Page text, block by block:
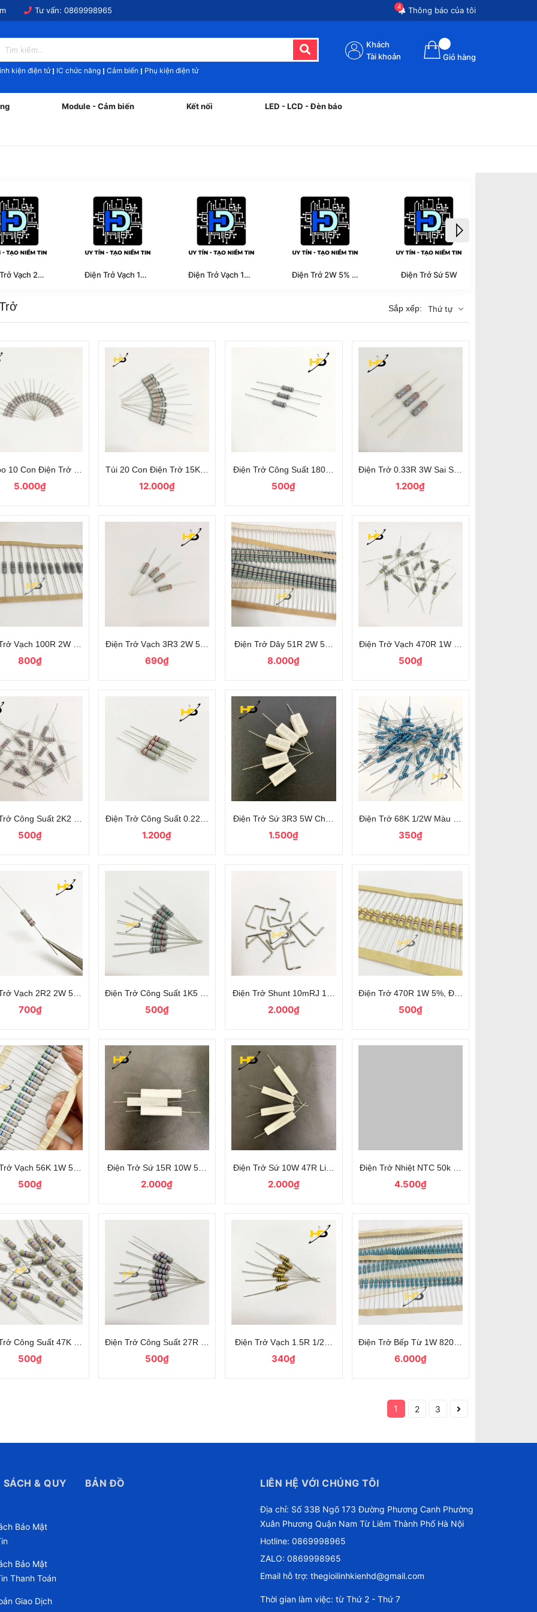
Tư vấn: 0869998965 Thông báo của tôi
4
kiện điện tử IC chức năng Cảm biến Phụ kiện điện tử
Giỏ hàng
Khách
Tài khoản
Module - Cảm biến Kết nối LED - LCD - Đèn báo
Điện Trở Vạch 2W 5% Điện Trở Vạch 1W 5% Điện Trở Vạch 1W 5% Chân Đồng Điện Trở 2W 5% Chân Đồng Điện Trở Sứ 5W
Sắp xếp: Thứ tự
10 Con Điện Trở Công Suất 3K9 1W 5%
5.000₫
Túi 20 Con Điện Trở 15K 2W Sai Số 5% Dùng Cho Mạch Công Suất
12.000₫
Điện Trở Công Suất 180K Ohm 1W 5% 4 Vòng Màu
500₫
Điện Trở 0.33R 3W Sai Số 5% 4 Vạch Màu
1.200₫
Vạch 100R 2W Loại Chân Đồng Dây - Linh Kiện Dùng Cho Mạch Điện Tử
800₫
Điện Trở Vạch 3R3 2W 5% Dùng Cho Mạch Điện Tử
690₫
Điện Trở Dây 51R 2W 5% Màng Kim Loại 4 Vạch Màu (10 Chiếc)
8.000₫
Điện Trở Vạch 470R 1W Chân Cắm Mới 100%
500₫
Công Suất 2K2 1W Sai Số 5%, Dùng Trong Mạch Điện Tử
500₫
Điện Trở Công Suất 0.22R 3W 5%, Linh Kiện Điện Tử
1.200₫
Điện Trở Sứ 3R3 5W Chân Cắm Sai Số 5%
1.500₫
Điện Trở 68K 1/2W Màu Xanh Dùng Cho
350₫
Vạch 2R2 2W 5% Dùng Cho Mạch Điện Tử
700₫
Điện Trở Công Suất 1K5 1W 5% Chân Cắm Mới
500₫
Điện Trở Shunt 10mRJ 1,2x15x8mm, Trở Shunt Loại Mới
2.000₫
Điện Trở 470R 1W 5%, Điện Trở Công Suất
500₫
Vạch 56K 1W 5% Đóng Dây Loại Tốt
500₫
Điện Trở Sứ 15R 10W 5% Dáng Nằm Linh Kiện Mới
2.000₫
Điện Trở Sứ 10W 47R Linh Kiện Mới
2.000₫
Điện Trở Nhiệt NTC 50k 1% Linh Kiện Bếp Từ
4.500₫
Công Suất 47K 1W 5% Loại Tốt
500₫
Điện Trở Công Suất 27R 1W 5% Loại Tốt
500₫
Điện Trở Vạch 1.5R 1/2W Loại Tốt (Mới)
340₫
Điện Trở Bếp Từ 1W 820K 1% Chân Đồng
6.000₫
1 2 3
SÁCH & QUY
Bảo Mật
Bảo Mật
Thanh Toán
Giao Dịch
BẢN ĐỒ LIÊN HỆ VỚI CHÚNG TÔI
Địa chỉ: Số 33B Ngõ 173 Đường Phương Canh Phường
Xuân Phương Quận Nam Từ Liêm Thành Phố Hà Nội
Hotline: 0869998965
ZALO: 0869998965
Email hỗ trợ: thegioilinhkienhd@gmail.com
Thời gian làm việc: từ Thứ 2 - Thứ 7